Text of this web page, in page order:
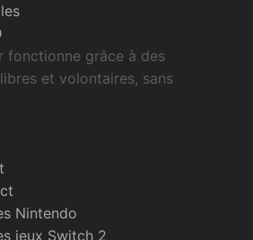
fonctionne grâce à des
et volontaires, sans
Nintendo
jeux Switch 2